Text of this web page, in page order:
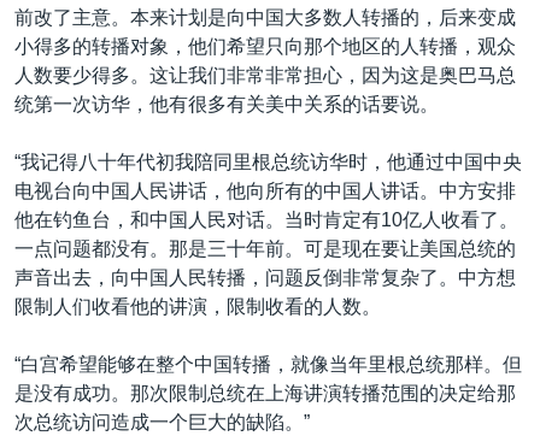
前改了主意。本来计划是向中国大多数人转播的，后来变成
小得多的转播对象，他们希望只向那个地区的人转播，观众
人数要少得多。这让我们非常非常担心，因为这是奥巴马总
统第一次访华，他有很多有关美中关系的话要说。
“我记得八十年代初我陪同里根总统访华时，他通过中国中央
电视台向中国人民讲话，他向所有的中国人讲话。中方安排
他在钓鱼台，和中国人民对话。当时肯定有10亿人收看了。
一点问题都没有。那是三十年前。可是现在要让美国总统的
声音出去，向中国人民转播，问题反倒非常复杂了。中方想
限制人们收看他的讲演，限制收看的人数。
“白宫希望能够在整个中国转播，就像当年里根总统那样。但
是没有成功。那次限制总统在上海讲演转播范围的决定给那
次总统访问造成一个巨大的缺陷。”